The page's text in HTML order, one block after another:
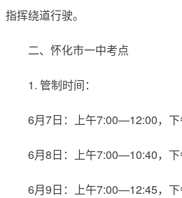
指挥绕道行驶。
二、怀化市一中考点
1. 管制时间：
6月7日：上午7:00—12:00，
6月8日：上午7:00—10:40，
6月9日：上午7:00—12:45，